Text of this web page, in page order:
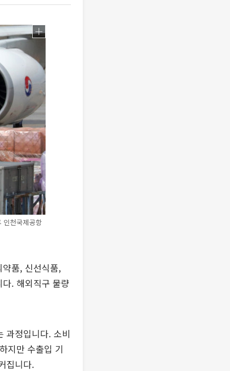
천국제공항
품, 신선식품,
. 해외직구 물량
과정입니다. 소비
지만 수출입 기
집니다.